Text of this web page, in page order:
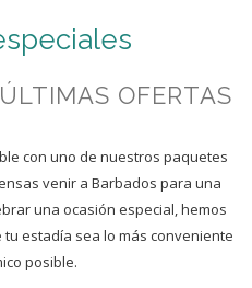
OFERTAS
con uno de nuestros paquetes
venir a Barbados para una
una ocasión especial, hemos
estadía sea lo más conveniente
posible.